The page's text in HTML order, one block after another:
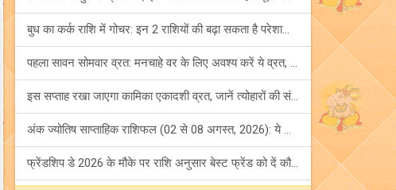
बुध का कर्क राशि में गोचर: इन 2 राशियों की बढ़ा सकता है परेशानियां, हो जाएं सावधान!
पहला सावन सोमवार व्रत: मनचाहे वर के लिए अवश्य करें ये व्रत, जानें नियम एवं पूजा विधि!
इस सप्ताह रखा जाएगा कामिका एकादशी व्रत, जानें त्योहारों की संपूर्ण लिस्ट!
अंक ज्योतिष साप्ताहिक राशिफल (02 से 08 अगस्त, 2026): ये सप्ताह क्यों है खास?
फ्रेंडशिप डे 2026 के मौके पर राशि अनुसार बेस्ट फ्रेंड को दें कौन सा गिफ्ट? जानें